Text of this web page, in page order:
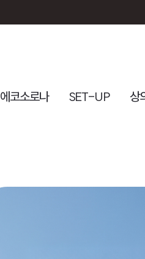
에코소로나 SET-UP 상